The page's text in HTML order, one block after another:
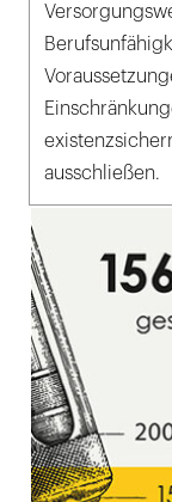
ausschließen.